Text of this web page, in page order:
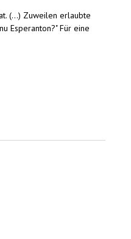
(...) Zuweilen erlaubte
Esperanton?" Für eine